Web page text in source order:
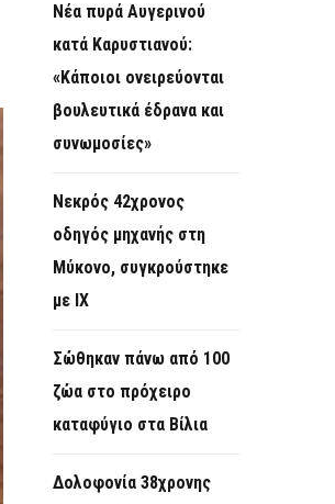
Νέα πυρά Αυγερινού
κατά Καρυστιανού:
«Κάποιοι ονειρεύονται
βουλευτικά έδρανα και
συνωμοσίες»
Νεκρός 42χρονος
οδηγός μηχανής στη
Μύκονο, συγκρούστηκε
με ΙΧ
Σώθηκαν πάνω από 100
ζώα στο πρόχειρο
καταφύγιο στα Βίλια
Δολοφονία 38χρονης